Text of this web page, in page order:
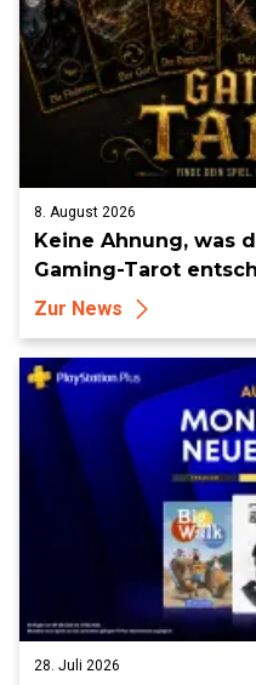
8. August 2026
Keine Ahnung, was
Gaming-Tarot
Zur News
28. Juli 2026